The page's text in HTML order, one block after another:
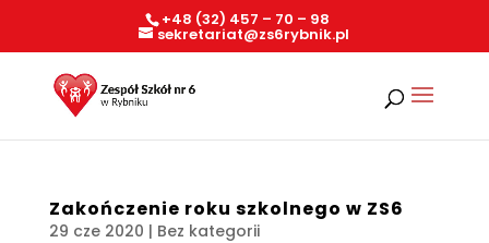
+48 (32) 457 – 70 – 98
sekretariat@zs6rybnik.pl
Zakończenie roku szkolnego w ZS6
29 cze 2020 | Bez kategorii